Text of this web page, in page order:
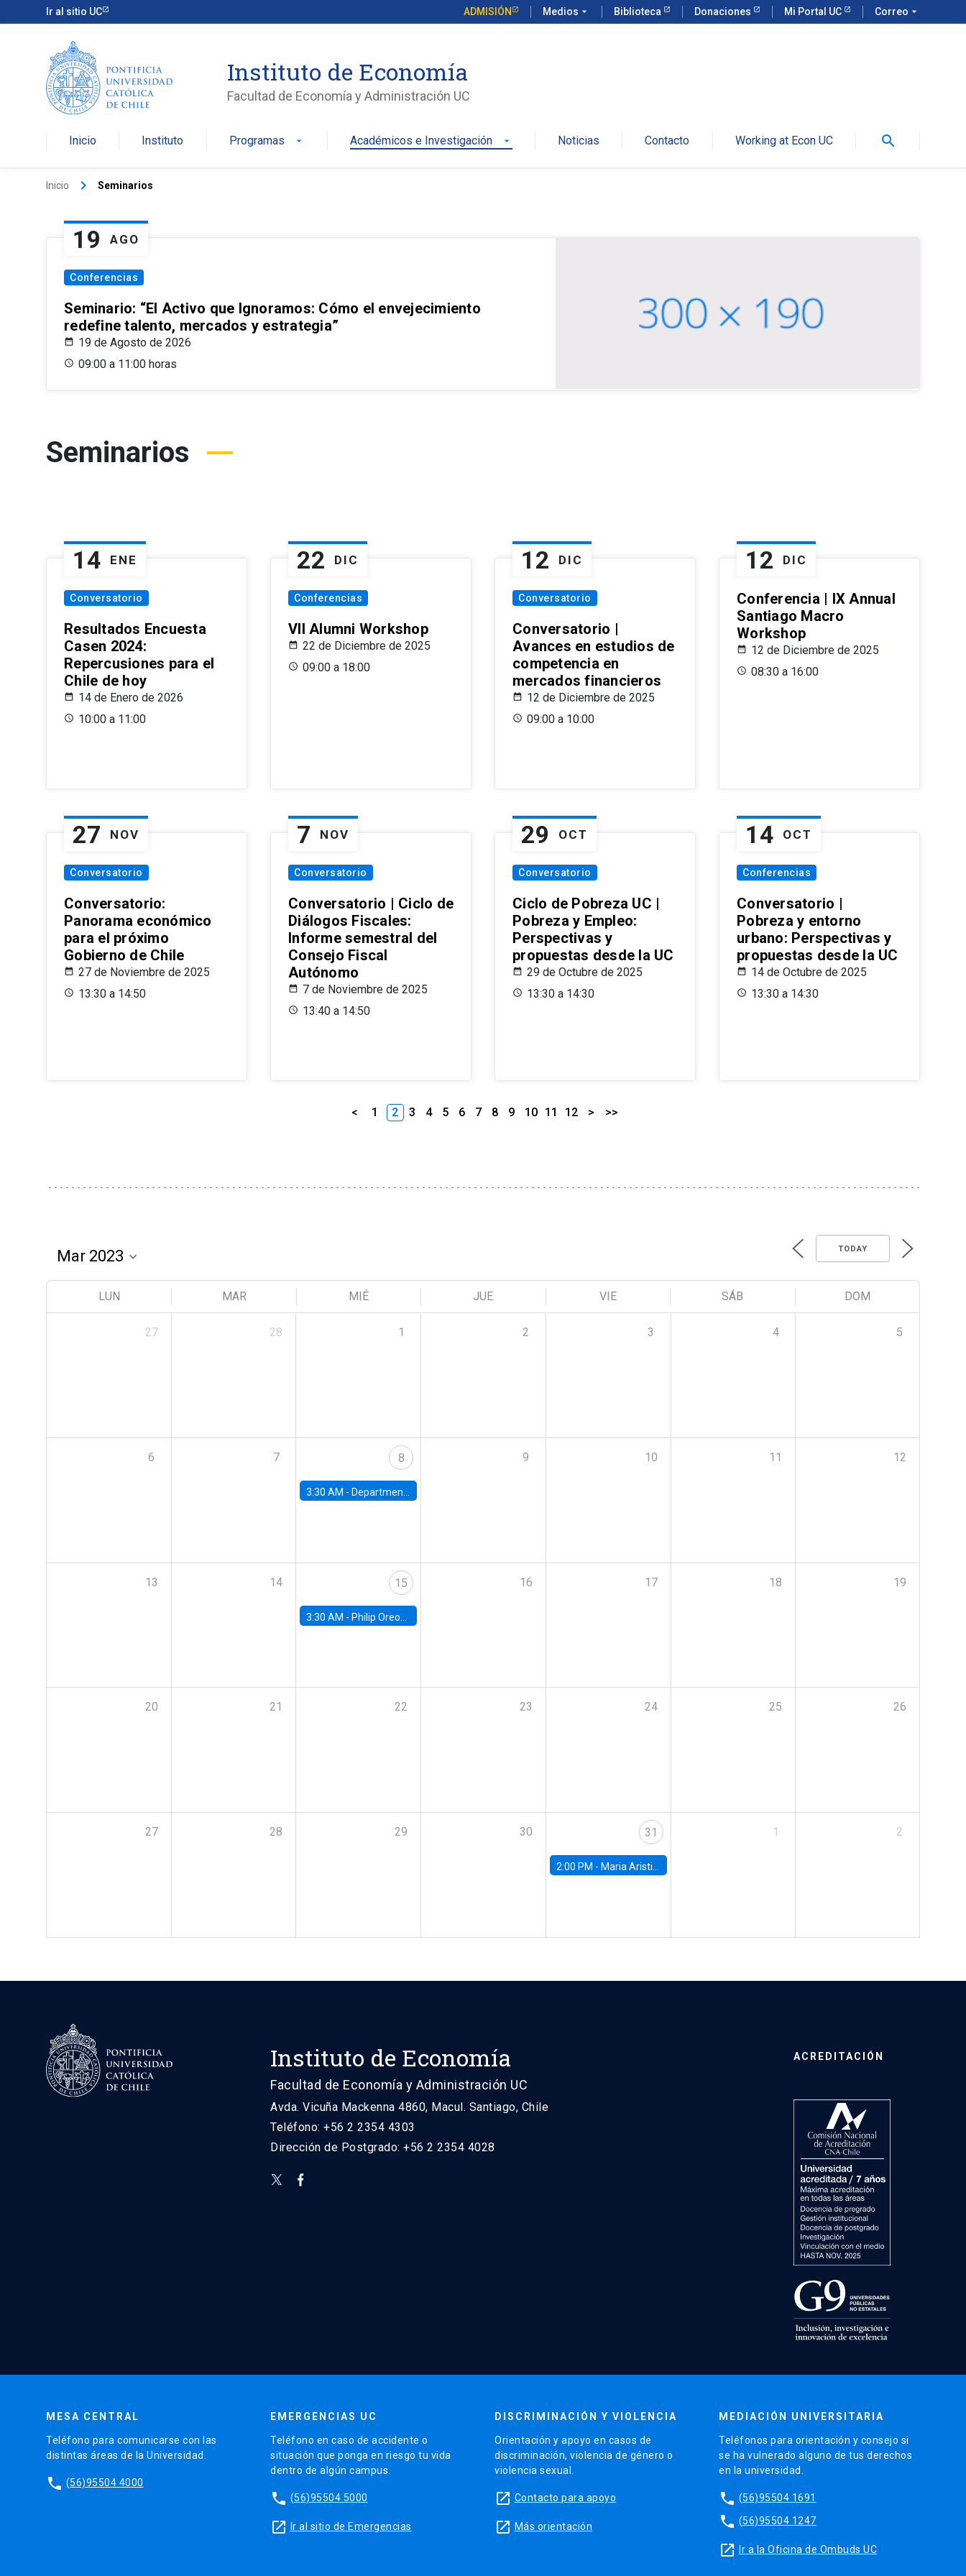
Ir al sitio UC ADMISIÓN Medios arrow_drop_down Biblioteca Donaciones Mi Portal UC Correo arrow_drop_down
Instituto de Economía
Facultad de Economía y Administración UC
Inicio Instituto Programas arrow_drop_down Académicos e Investigación arrow_drop_down Noticias Contacto Working at Econ UC search
Inicio keyboard_arrow_right Seminarios
19 AGO
Conferencias
Seminario: “El Activo que Ignoramos: Cómo el envejecimiento
redefine talento, mercados y estrategia”
19 de Agosto de 2026
09:00 a 11:00 horas
Seminarios
14 ENE
Conversatorio
Resultados Encuesta
Casen 2024:
Repercusiones para el
Chile de hoy
14 de Enero de 2026
10:00 a 11:00
22 DIC
Conferencias
VII Alumni Workshop
22 de Diciembre de 2025
09:00 a 18:00
12 DIC
Conversatorio
Conversatorio |
Avances en estudios de
competencia en
mercados financieros
12 de Diciembre de 2025
09:00 a 10:00
12 DIC
Conferencia | IX Annual
Santiago Macro
Workshop
12 de Diciembre de 2025
08:30 a 16:00
27 NOV
Conversatorio
Conversatorio:
Panorama económico
para el próximo
Gobierno de Chile
27 de Noviembre de 2025
13:30 a 14:50
7 NOV
Conversatorio
Conversatorio | Ciclo de
Diálogos Fiscales:
Informe semestral del
Consejo Fiscal
Autónomo
7 de Noviembre de 2025
13:40 a 14:50
29 OCT
Conversatorio
Ciclo de Pobreza UC |
Pobreza y Empleo:
Perspectivas y
propuestas desde la UC
29 de Octubre de 2025
13:30 a 14:30
14 OCT
Conferencias
Conversatorio |
Pobreza y entorno
urbano: Perspectivas y
propuestas desde la UC
14 de Octubre de 2025
13:30 a 14:30
< 1 2 3 4 5 6 7 8 9 10 11 12 > >>
TODAY
LUN MAR MIÉ JUE VIE SÁB DOM
27 28 1 2 3 4 5
6 7 8
3:30 AM - Department Seminar: James Robinson
9 10 11 12
13 14 15
3:30 AM - Philip Oreopolous, University of Toronto
16 17 18 19
20 21 22 23 24 25 26
27 28 29 30 31
2:00 PM - Maria Aristizabal-Ramirez, FED Board
1 2
Instituto de Economía
Facultad de Economía y Administración UC
Avda. Vicuña Mackenna 4860, Macul. Santiago, Chile
Teléfono: +56 2 2354 4303
Dirección de Postgrado: +56 2 2354 4028
ACREDITACIÓN
MESA CENTRAL
Teléfono para comunicarse con las
distintas áreas de la Universidad.
phone (56)95504 4000
EMERGENCIAS UC
Teléfono en caso de accidente o
situación que ponga en riesgo tu vida
dentro de algún campus.
phone (56)95504 5000
launch Ir al sitio de Emergencias
DISCRIMINACIÓN Y VIOLENCIA
Orientación y apoyo en casos de
discriminación, violencia de género o
violencia sexual.
launch Contacto para apoyo
launch Más orientación
MEDIACIÓN UNIVERSITARIA
Teléfonos para orientación y consejo si
se ha vulnerado alguno de tus derechos
en la universidad.
phone (56)95504 1691
phone (56)95504 1247
launch Ir a la Oficina de Ombuds UC